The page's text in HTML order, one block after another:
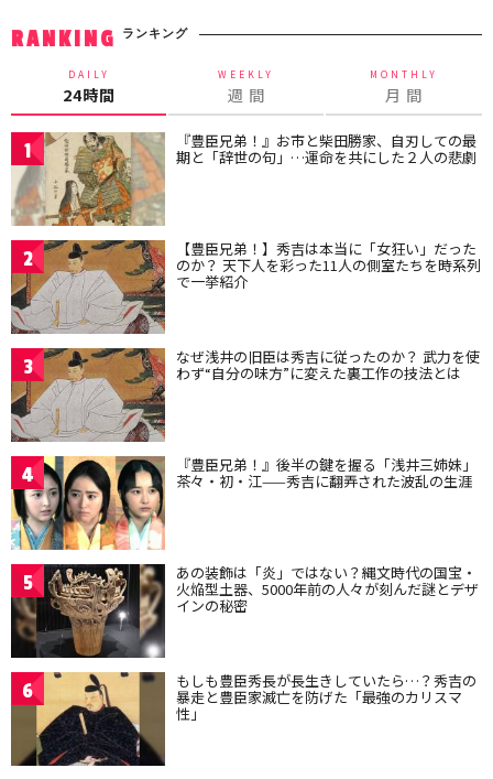
RANKING ランキング
DAILY
24時間
WEEKLY
週 間
MONTHLY
月 間
1 『豊臣兄弟！』お市と柴田勝家、自刃しての最
期と「辞世の句」…運命を共にした２人の悲劇
2 【豊臣兄弟！】秀吉は本当に「女狂い」だった
のか？ 天下人を彩った11人の側室たちを時系列
で一挙紹介
3 なぜ浅井の旧臣は秀吉に従ったのか？ 武力を使
わず“自分の味方”に変えた裏工作の技法とは
4 『豊臣兄弟！』後半の鍵を握る「浅井三姉妹」
茶々・初・江——秀吉に翻弄された波乱の生涯
5 あの装飾は「炎」ではない？縄文時代の国宝・
火焔型土器、5000年前の人々が刻んだ謎とデザ
インの秘密
6 もしも豊臣秀長が長生きしていたら…？秀吉の
暴走と豊臣家滅亡を防げた「最強のカリスマ
性」